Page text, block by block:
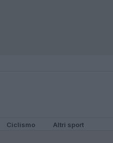
Ciclismo Altri sport